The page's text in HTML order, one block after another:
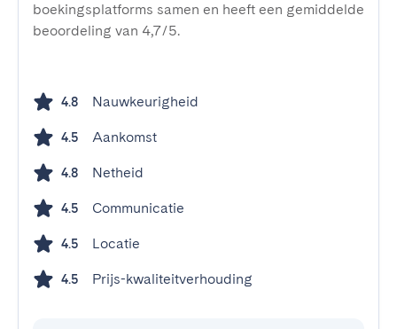
boekingsplatforms samen en heeft een gemiddelde
beoordeling van 4,7/5.
4.8 Nauwkeurigheid
4.5 Aankomst
4.8 Netheid
4.5 Communicatie
4.5 Locatie
4.5 Prijs-kwaliteitverhouding